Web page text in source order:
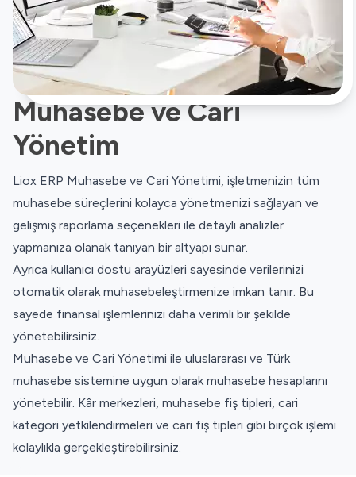
Muhasebe ve Cari
Yönetim
Liox ERP Muhasebe ve Cari Yönetimi, işletmenizin tüm
muhasebe süreçlerini kolayca yönetmenizi sağlayan ve
gelişmiş raporlama seçenekleri ile detaylı analizler
yapmanıza olanak tanıyan bir altyapı sunar.
Ayrıca kullanıcı dostu arayüzleri sayesinde verilerinizi
otomatik olarak muhasebeleştirmenize imkan tanır. Bu
sayede finansal işlemlerinizi daha verimli bir şekilde
yönetebilirsiniz.
Muhasebe ve Cari Yönetimi ile uluslararası ve Türk
muhasebe sistemine uygun olarak muhasebe hesaplarını
yönetebilir. Kâr merkezleri, muhasebe fiş tipleri, cari
kategori yetkilendirmeleri ve cari fiş tipleri gibi birçok işlemi
kolaylıkla gerçekleştirebilirsiniz.